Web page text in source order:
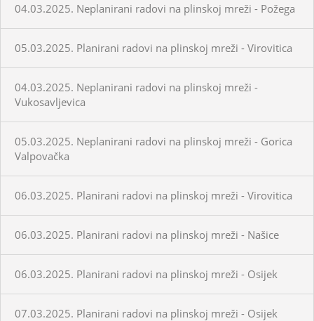
04.03.2025. Neplanirani radovi na plinskoj mreži - Požega
05.03.2025. Planirani radovi na plinskoj mreži - Virovitica
04.03.2025. Neplanirani radovi na plinskoj mreži -
Vukosavljevica
05.03.2025. Neplanirani radovi na plinskoj mreži - Gorica
Valpovačka
06.03.2025. Planirani radovi na plinskoj mreži - Virovitica
06.03.2025. Planirani radovi na plinskoj mreži - Našice
06.03.2025. Planirani radovi na plinskoj mreži - Osijek
07.03.2025. Planirani radovi na plinskoj mreži - Osijek